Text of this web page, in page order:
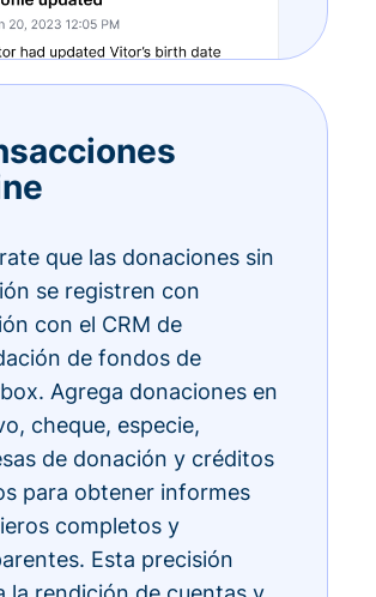
que las donaciones sin
se registren con
con el CRM de
de fondos de
Agrega donaciones en
cheque, especie,
de donación y créditos
para obtener informes
completos y
Esta precisión